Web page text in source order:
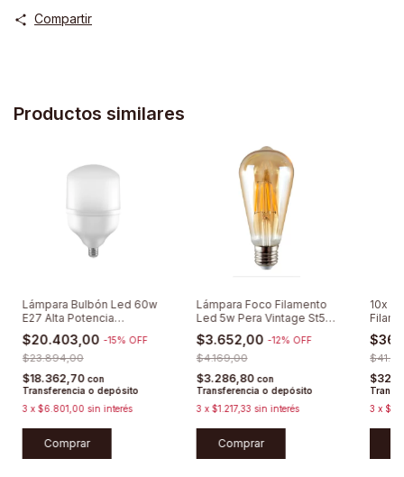
Compartir
Productos similares
Lámpara Bulbón Led 60w
E27 Alta Potencia
Galponera Deposito
$20.403,00 -15% OFF
$23.894,00
$18.362,70 con
Transferencia o depósito
3 x $6.801,00 sin interés
Comprar
Lámpara Foco Filamento
Led 5w Pera Vintage St58
E27 Cálida Deco Estilo
Retro Rosca Común
Edison Sieteiluminacion
$3.652,00 -12% OFF
$4.169,00
$3.286,80 con
Transferencia o depósito
3 x $1.217,33 sin interés
Comprar
10x
3 x